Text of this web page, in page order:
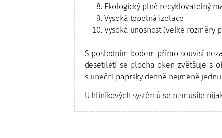
Ekologický plně recyklovatelný
Vysoká tepelná izolace
Vysoká únosnost (velké rozměry
S posledním bodem přímo souvisí
desetiletí se plocha oken zvětšuje s
sluneční paprsky denně nejméně
U hliníkových systémů se nemusíte